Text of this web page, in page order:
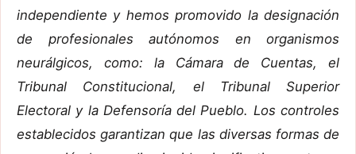
independiente y hemos promovido la designación
de profesionales autónomos en organismos
neurálgicos, como: la Cámara de Cuentas, el
Tribunal Constitucional, el Tribunal Superior
Electoral y la Defensoría del Pueblo. Los controles
establecidos garantizan que las diversas formas de